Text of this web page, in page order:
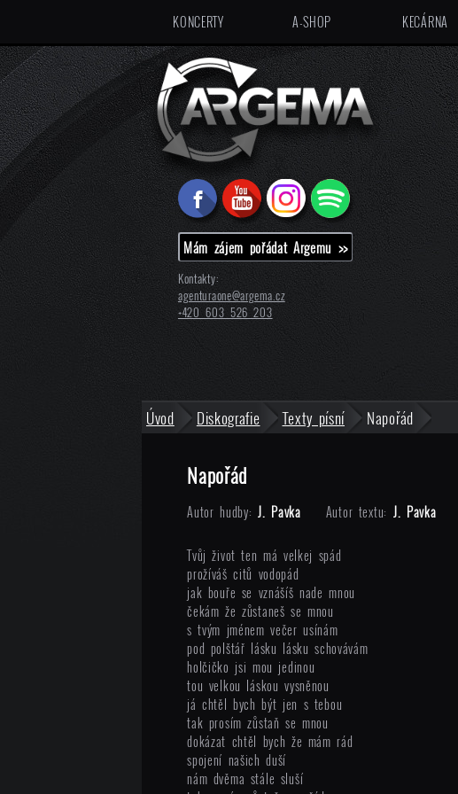
KONCERTY A-SHOP KECÁRNA
Mám zájem pořádat Argemu >>
Kontakty:
agenturaone@argema.cz
+420 603 526 203
Úvod Diskografie Texty písní Napořád
Napořád
Autor hudby: J. Pavka Autor textu: J. Pavka
Tvůj život ten má velkej spád
prožíváš citů vodopád
jak bouře se vznášíš nade mnou
čekám že zůstaneš se mnou
s tvým jménem večer usínám
pod polštář lásku lásku schovávám
holčičko jsi mou jedinou
tou velkou láskou vysněnou
já chtěl bych být jen s tebou
tak prosím zůstaň se mnou
dokázat chtěl bych že mám rád
spojení našich duší
nám dvěma stále sluší